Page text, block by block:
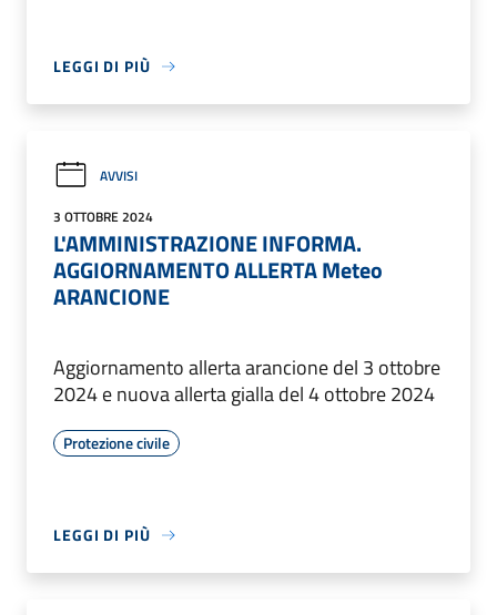
LEGGI DI PIÙ
AVVISI
3 OTTOBRE 2024
L'AMMINISTRAZIONE INFORMA.
AGGIORNAMENTO ALLERTA Meteo
ARANCIONE
Aggiornamento allerta arancione del 3 ottobre
2024 e nuova allerta gialla del 4 ottobre 2024
Protezione civile
LEGGI DI PIÙ